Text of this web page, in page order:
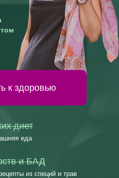
к здоровью
диет
еда
и БАД
из специй и трав